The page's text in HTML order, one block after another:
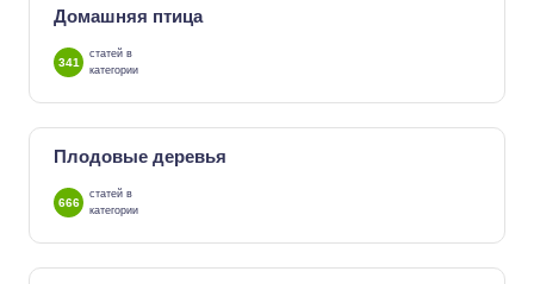
Домашняя птица
341
статей в
категории
Плодовые деревья
666
статей в
категории